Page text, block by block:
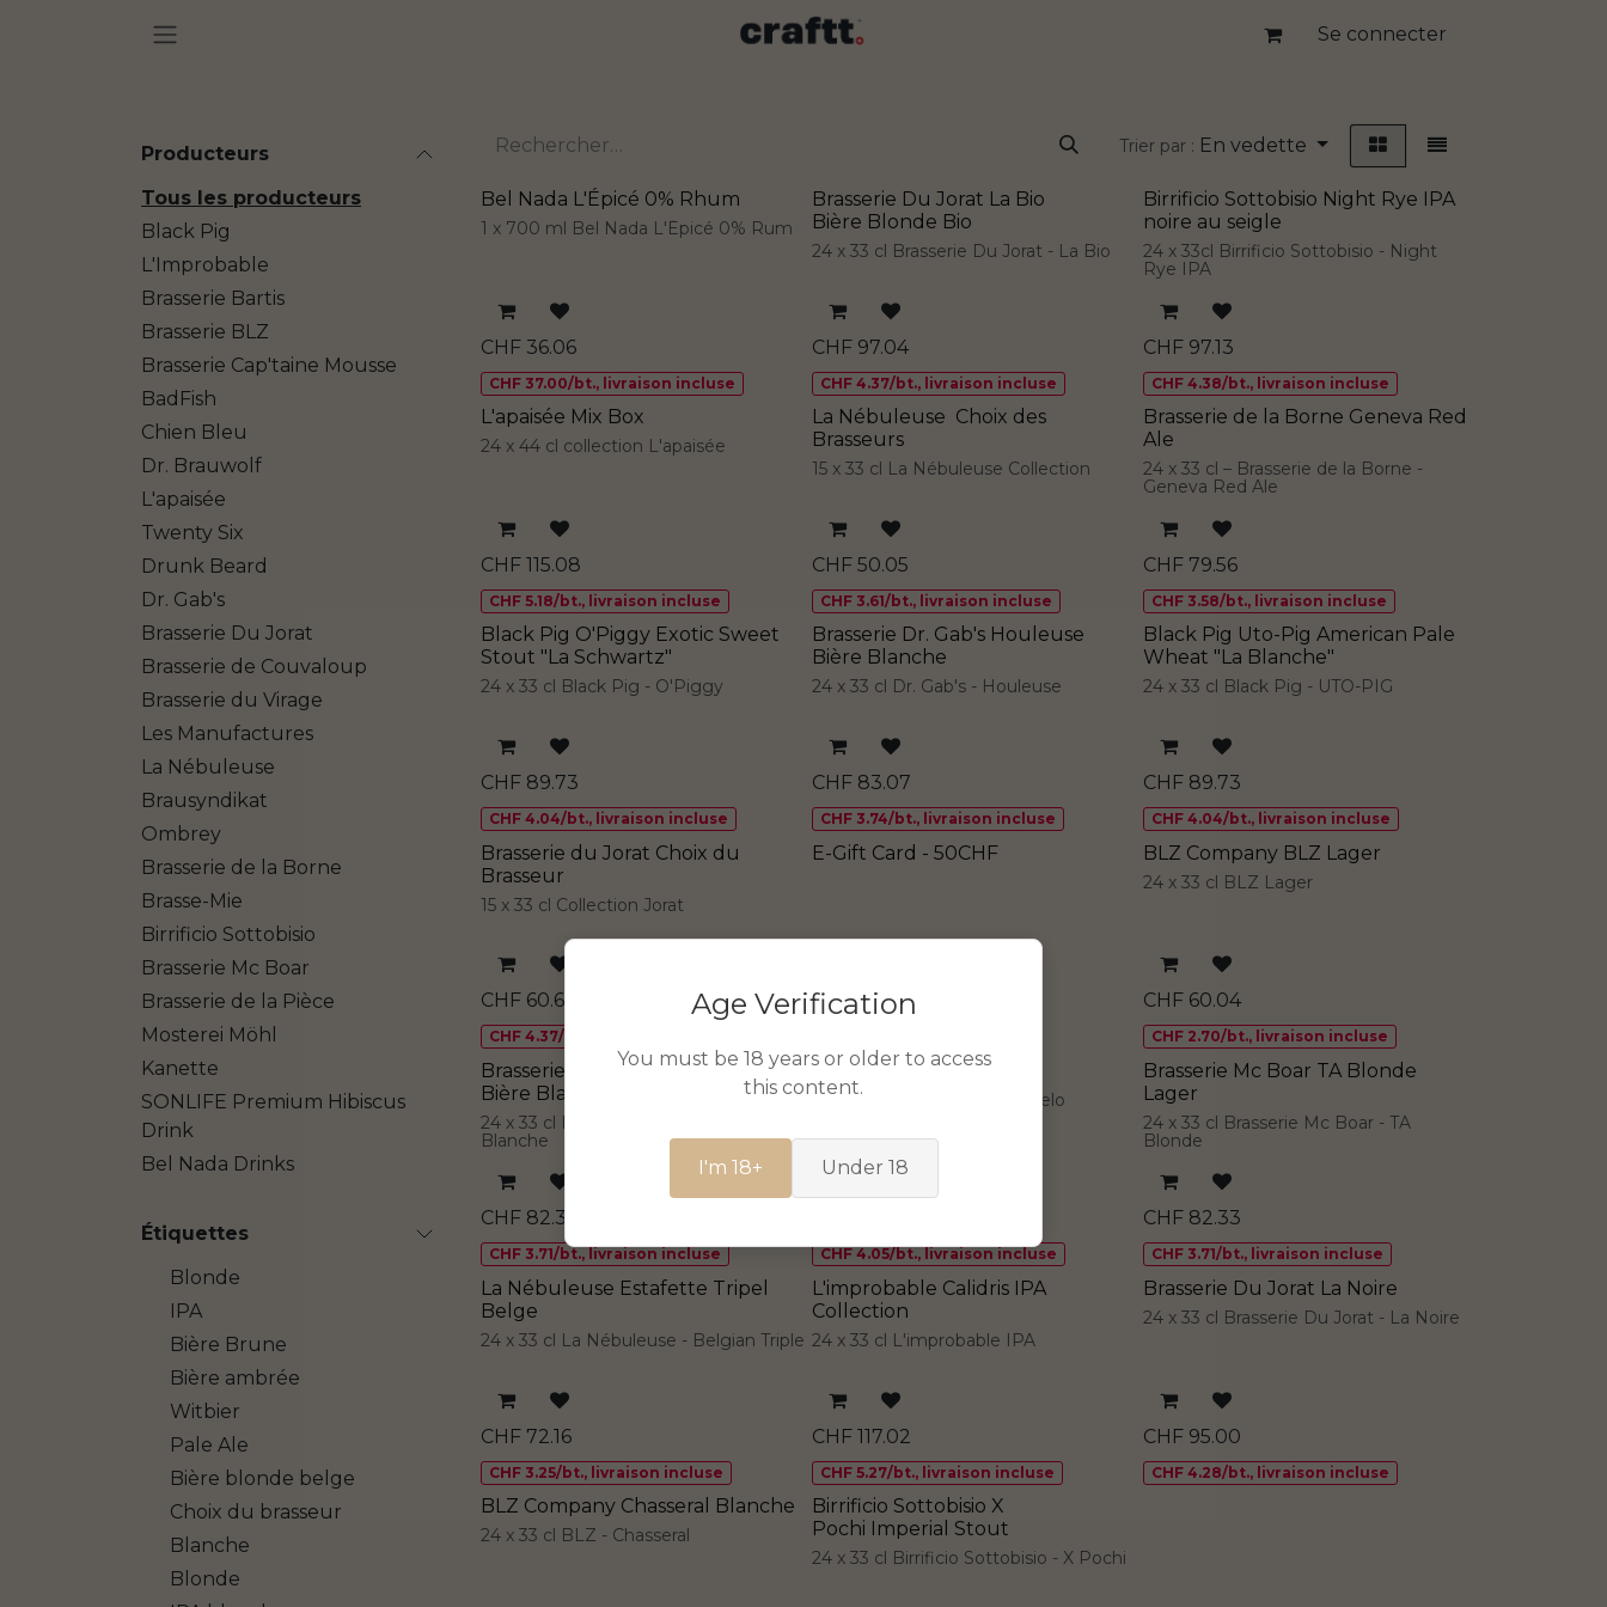
Se connecter
Producteurs
Tous les producteurs
Black Pig
L'Improbable
Brasserie Bartis
Brasserie BLZ
Brasserie Cap'taine Mousse
BadFish
Chien Bleu
Dr. Brauwolf
L'apaisée
Twenty Six
Drunk Beard
Dr. Gab's
Brasserie Du Jorat
Brasserie de Couvaloup
Brasserie du Virage
Les Manufactures
La Nébuleuse
Brausyndikat
Ombrey
Brasserie de la Borne
Brasse-Mie
Birrificio Sottobisio
Brasserie Mc Boar
Brasserie de la Pièce
Mosterei Möhl
Kanette
SONLIFE Premium Hibiscus
Drink
Bel Nada Drinks
Étiquettes
Blonde
IPA
Bière Brune
Bière ambrée
Witbier
Pale Ale
Bière blonde belge
Choix du brasseur
Blanche
Blonde
Trier par : En vedette
Bel Nada L'Épicé 0% Rhum
1 x 700 ml Bel Nada L'Épicé 0% Rum
CHF 36.06
CHF 37.00/bt., livraison incluse
Brasserie Du Jorat La Bio
Bière Blonde Bio
24 x 33 cl Brasserie Du Jorat - La Bio
CHF 97.04
CHF 4.37/bt., livraison incluse
Birrificio Sottobisio Night Rye IPA
noire au seigle
24 x 33cl Birrificio Sottobisio - Night
Rye IPA
CHF 97.13
CHF 4.38/bt., livraison incluse
L'apaisée Mix Box
24 x 44 cl collection L'apaisée
CHF 115.08
CHF 5.18/bt., livraison incluse
La Nébuleuse Choix des
Brasseurs
15 x 33 cl La Nébuleuse Collection
CHF 50.05
CHF 3.61/bt., livraison incluse
Brasserie de la Borne Geneva Red
Ale
24 x 33 cl – Brasserie de la Borne -
Geneva Red Ale
CHF 79.56
CHF 3.58/bt., livraison incluse
Black Pig O'Piggy Exotic Sweet
Stout "La Schwartz"
24 x 33 cl Black Pig - O'Piggy
CHF 89.73
CHF 4.04/bt., livraison incluse
Brasserie Dr. Gab's Houleuse
Bière Blanche
24 x 33 cl Dr. Gab's - Houleuse
CHF 83.07
CHF 3.74/bt., livraison incluse
Black Pig Uto-Pig American Pale
Wheat "La Blanche"
24 x 33 cl Black Pig - UTO-PIG
CHF 89.73
CHF 4.04/bt., livraison incluse
Brasserie du Jorat Choix du
Brasseur
​15 x 33 cl Collection Jorat
CHF 60.68
CHF 4.37/bt., livraison incluse
E-Gift Card - 50CHF BLZ Company BLZ Lager
24 x 33 cl BLZ Lager
CHF 60.04
CHF 2.70/bt., livraison incluse
Brasserie Mc Boar TA Blanche
Bière Blanche
24 x 33 cl Brasserie Mc Boar - TA
Blanche
CHF 82.33
CHF 3.71/bt., livraison incluse
Chien Bleu Pomelo
24 x 33 cl Chien Bleu - Pomelo
CHF 4.05/bt., livraison incluse
Brasserie Mc Boar TA Blonde
Lager
24 x 33 cl Brasserie Mc Boar - TA
Blonde
CHF 82.33
CHF 3.71/bt., livraison incluse
La Nébuleuse Estafette Tripel
Belge
24 x 33 cl La Nébuleuse - Belgian Triple
CHF 72.16
CHF 3.25/bt., livraison incluse
L'improbable Calidris IPA
Collection
24 x 33 cl L'improbable IPA
CHF 117.02
CHF 5.27/bt., livraison incluse
Brasserie Du Jorat La Noire
24 x 33 cl Brasserie Du Jorat - La Noire
CHF 95.00
CHF 4.28/bt., livraison incluse
BLZ Company Chasseral Blanche
24 x 33 cl BLZ - Chasseral
Birrificio Sottobisio X
Pochi Imperial Stout
24 x 33 cl Birrificio Sottobisio - X Pochi
Age Verification
You must be 18 years or older to access
this content.
I'm 18+ Under 18